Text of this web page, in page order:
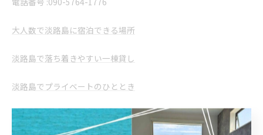
大人数で淡路島に宿泊できる場所
淡路島で落ち着きやすい一棟貸し
淡路島でプライベートのひととき
--------------------------------------------------------------------
--